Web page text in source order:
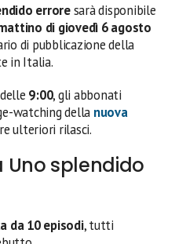
erroresarà disponibile
di giovedì 6 agosto
di pubblicazione della
in Italia.
9:00, gli abbonati
watching della nuova
ulteriori rilasci.
Uno splendido
da 10 episodi, tutti